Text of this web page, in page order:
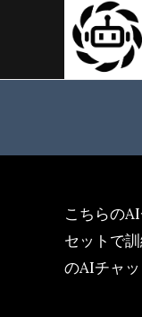
ン
こちらの
セットで
のAIチャ